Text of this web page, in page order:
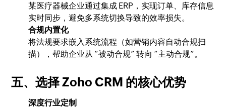
某医疗器械企业通过集成 ERP，实现订单、库存信息
实时同步，避免多系统切换导致的效率损失。
合规内置化
将法规要求嵌入系统流程（如营销内容自动合规扫
描），帮助企业从 “被动合规” 转向 “主动合规”。
五、选择 Zoho CRM 的核心优势
深度行业定制